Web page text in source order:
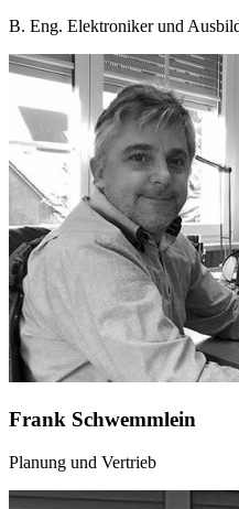
B. Eng. Elektroniker und
Frank Schwemmlein
Planung und Vertrieb